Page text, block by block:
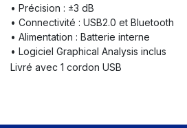
• Précision : ±3 dB
• Connectivité : USB2.0 et Bluetooth
• Alimentation : Batterie interne
• Logiciel Graphical Analysis inclus
Livré avec 1 cordon USB